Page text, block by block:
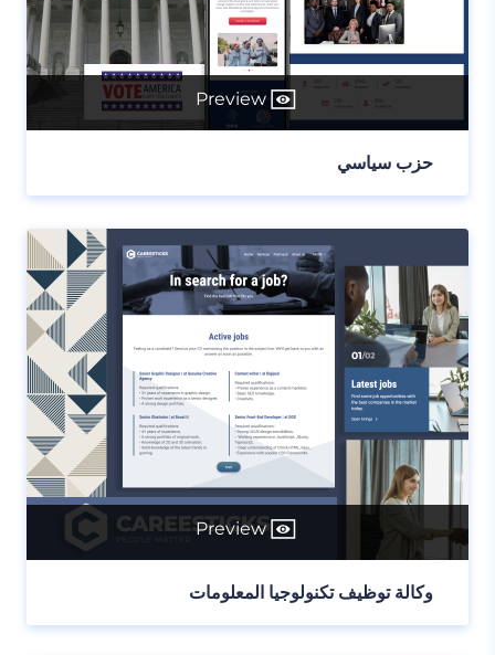
Preview
حزب سياسي
Preview
وكالة توظيف تكنولوجيا المعلومات